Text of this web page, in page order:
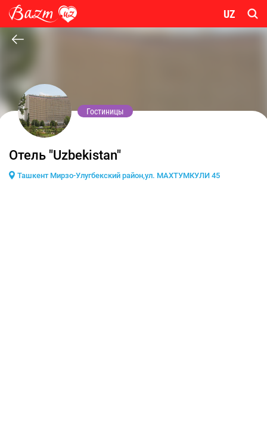
UZ
Гостиницы
Отель "Uzbekistan"
Ташкент Мирзо-Улугбекский район,ул. МАХТУМКУЛИ 45